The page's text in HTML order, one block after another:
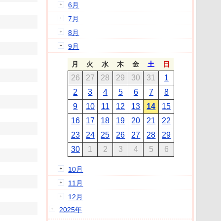
6月
7月
8月
9月
月 火 水 木 金 土 日
26 27 28 29 30 31
1
2
3 4 5 6 7
8
9
10 11 12 13 14
15
16
17 18 19 20 21
22
23
24 25 26 27 28
29
30
1 2 3 4 5 6
10月
11月
12月
2025年